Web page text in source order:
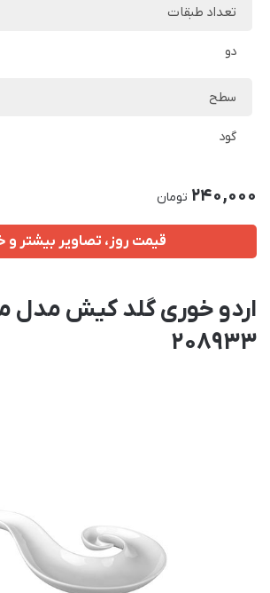
تعداد طبقات
دو
سطح
گود
240,000 تومان
قیمت روز، تصاویر بیشتر و
اردو خوری گلد کیش مدل
208933